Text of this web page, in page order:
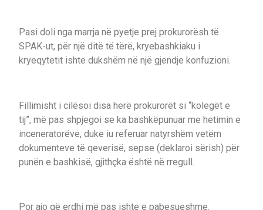
Pasi doli nga marrja në pyetje prej prokurorësh të
SPAK-ut, për një ditë të tërë, kryebashkiaku i
kryeqytetit ishte dukshëm në një gjendje konfuzioni.
Fillimisht i cilësoi disa herë prokurorët si “kolegët e
tij”, më pas shpjegoi se ka bashkëpunuar me hetimin e
inceneratorëve, duke iu referuar natyrshëm vetëm
dokumenteve të qeverisë, sepse (deklaroi sërish) për
punën e bashkisë, gjithçka është në rregull.
Por ajo që erdhi më pas ishte e pabesueshme.